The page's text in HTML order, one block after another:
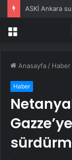
Menü
Anasayfa / Haber
Haber